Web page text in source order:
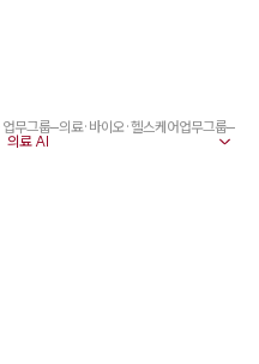
무그룹 의료·바이오·헬스케어업무그룹